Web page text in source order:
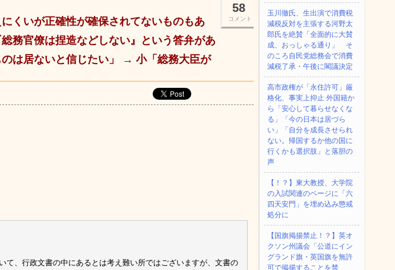
58
コメント
くいが正確性が確保されてないものもあ
務官僚は捏造などしない』という答弁があ
は居ないと信じたい」 → 小「総務大臣が
て、行政文書の中にあるとは考え難い所ではございますが、文書の
玉川徹氏、生出演で消費税
減税反対を主張する河野太
郎氏を絶賛「全面的に大賛
成、おっしゃる通り」 そ
のころ自民党総務会で消費
減税了承・午後に閣議決定
高市政権が「永住許可」厳
格化、事実上抑止 外国籍か
ら「安心して暮らせなくな
る」「今の日本は居づら
い」「自分を成長させられ
ない。帰国するか他の国に
行くかも選択肢」と落胆の
声
【！？】東大教授、大学院
の入試関連のページに「六
四天安門」を埋め込み懲戒
処分に
【国旗掲揚禁止！？】英オ
クソン州議会「公道にイン
グランド旗・英国旗を無許
可で掲揚することを禁